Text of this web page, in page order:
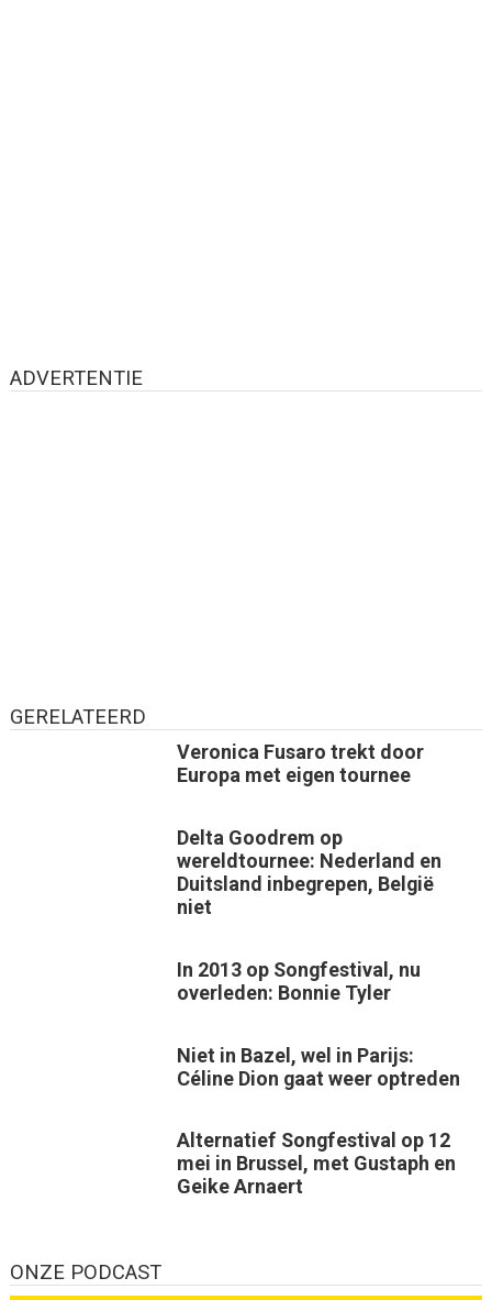
ADVERTENTIE
GERELATEERD
Veronica Fusaro trekt door
Europa met eigen tournee
Delta Goodrem op
wereldtournee: Nederland en
Duitsland inbegrepen, België
niet
In 2013 op Songfestival, nu
overleden: Bonnie Tyler
Niet in Bazel, wel in Parijs:
Céline Dion gaat weer optreden
Alternatief Songfestival op 12
mei in Brussel, met Gustaph en
Geike Arnaert
ONZE PODCAST